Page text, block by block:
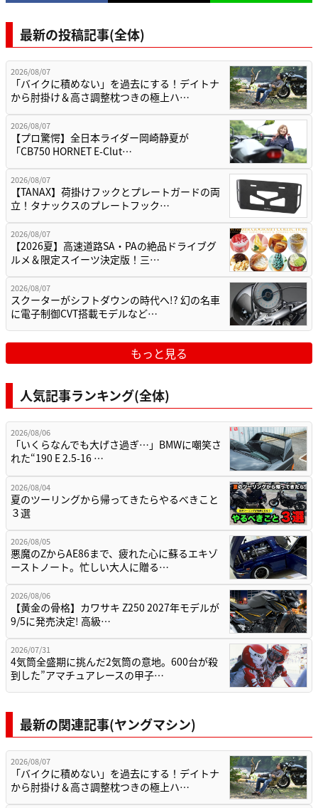
最新の投稿記事(全体)
2026/08/07
「バイクに積めない」を過去にする！デイトナ
から肘掛け＆高さ調整枕つきの極上ハ…
2026/08/07
【プロ驚愕】全日本ライダー岡崎静夏が
「CB750 HORNET E-Clut…
2026/08/07
【TANAX】荷掛けフックとプレートガードの両
立！タナックスのプレートフック…
2026/08/07
【2026夏】高速道路SA・PAの絶品ドライブグ
ルメ＆限定スイーツ決定版！三…
2026/08/07
スクーターがシフトダウンの時代へ!? 幻の名車
に電子制御CVT搭載モデルなど…
もっと見る
人気記事ランキング(全体)
2026/08/06
「いくらなんでも大げさ過ぎ…」BMWに嘲笑さ
れた“190 E 2.5-16 …
2026/08/04
夏のツーリングから帰ってきたらやるべきこと
３選
2026/08/05
悪魔のZからAE86まで、疲れた心に蘇るエキゾ
ーストノート。忙しい大人に贈る…
2026/08/06
【黄金の骨格】カワサキ Z250 2027年モデルが
9/5に発売決定! 高級…
2026/07/31
4気筒全盛期に挑んだ2気筒の意地。600台が殺
到した”アマチュアレースの甲子…
最新の関連記事(ヤングマシン)
2026/08/07
「バイクに積めない」を過去にする！デイトナ
から肘掛け＆高さ調整枕つきの極上ハ…